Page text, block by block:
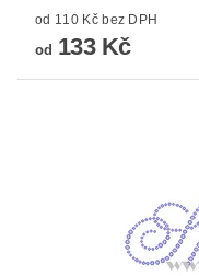
od 110 Kč bez DPH
od 133 Kč